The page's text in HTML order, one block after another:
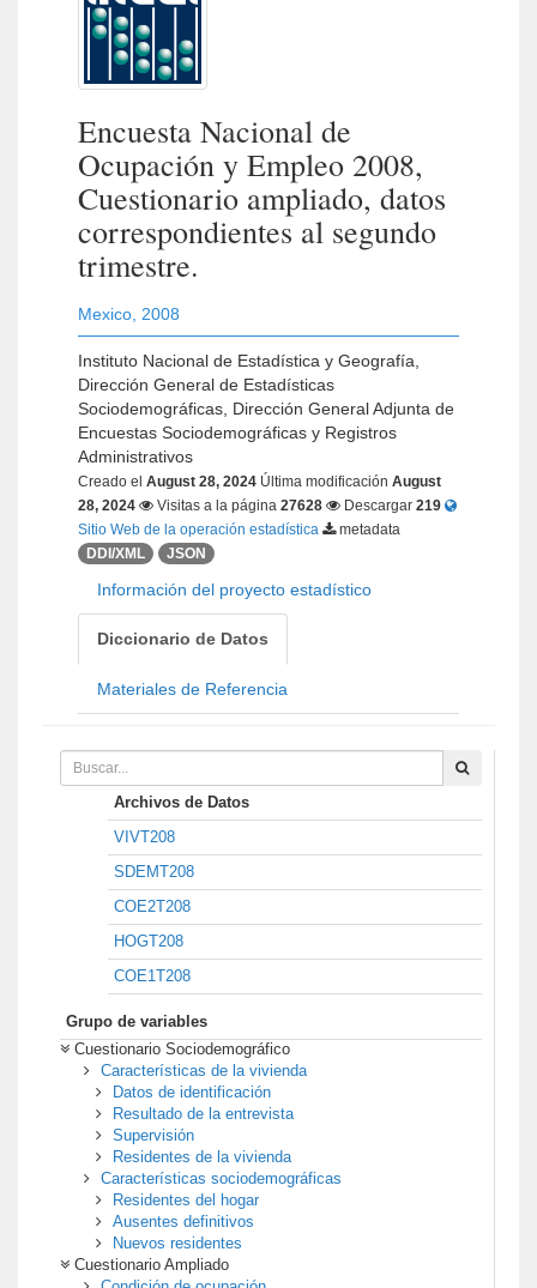
Encuesta Nacional de
Ocupación y Empleo 2008,
Cuestionario ampliado, datos
correspondientes al segundo
trimestre.
Mexico 2008
Instituto Nacional de Estadística y Geografía,
Dirección General de Estadísticas
Sociodemográficas, Dirección General Adjunta de
Encuestas Sociodemográficas y Registros
Administrativos
Creado el August 28, 2024 Última modificación August
28, 2024
Visitas a la página 27628 Descargar 219
Sitio Web de la operación estadística
metadata
DDI/XML
JSON
Información del proyecto estadístico
Diccionario de Datos
Materiales de Referencia
Archivos de Datos
VIVT208
SDEMT208
COE2T208
HOGT208
COE1T208
Grupo de variables
Cuestionario Sociodemográfico
Características de la vivienda
Datos de identificación
Resultado de la entrevista
Supervisión
Residentes de la vivienda
Características sociodemográficas
Residentes del hogar
Ausentes definitivos
Nuevos residentes
Cuestionario Ampliado